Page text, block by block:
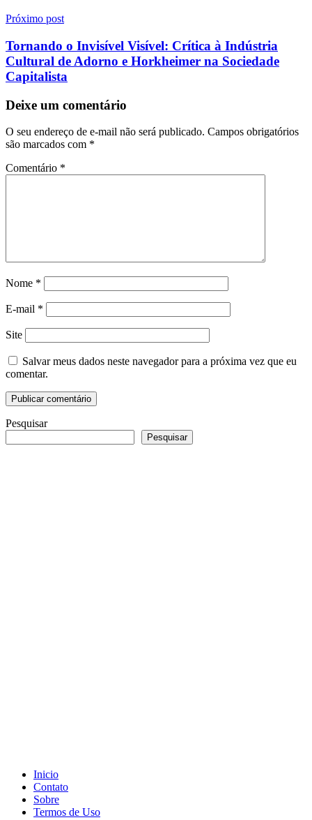
Próximo post
Tornando o Invisível Visível: Crítica à Indústria
Cultural de Adorno e Horkheimer na Sociedade
Capitalista
Deixe um comentário
O seu endereço de e-mail não será publicado. Campos obrigatórios
são marcados com *
Comentário *
Nome *
E-mail *
Site
Salvar meus dados neste navegador para a próxima vez que eu
comentar.
Pesquisar
Pesquisar
Inicio
Contato
Sobre
Termos de Uso